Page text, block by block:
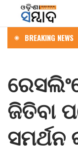
BREAKING NEWS
ଜିତିବା